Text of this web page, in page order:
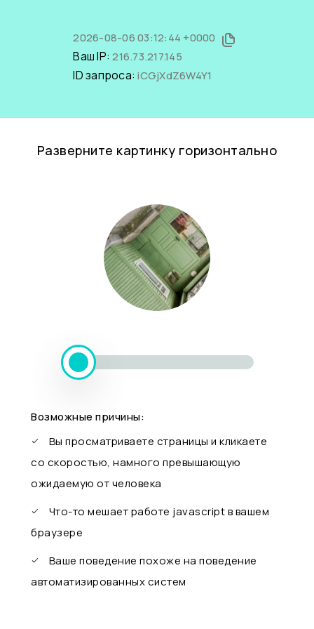
2026-08-06 03:12:44 +0000
Ваш IP:216.73.217.145
ID запроса:iCGjXdZ6W4Y1
Разверните картинку горизонтально
Возможные причины:
Вы просматриваете страницы и кликаете
со скоростью, намного превышающую
ожидаемую от человека
Что-то мешает работе javascript в вашем
браузере
Ваше поведение похоже на поведение
автоматизированных систем